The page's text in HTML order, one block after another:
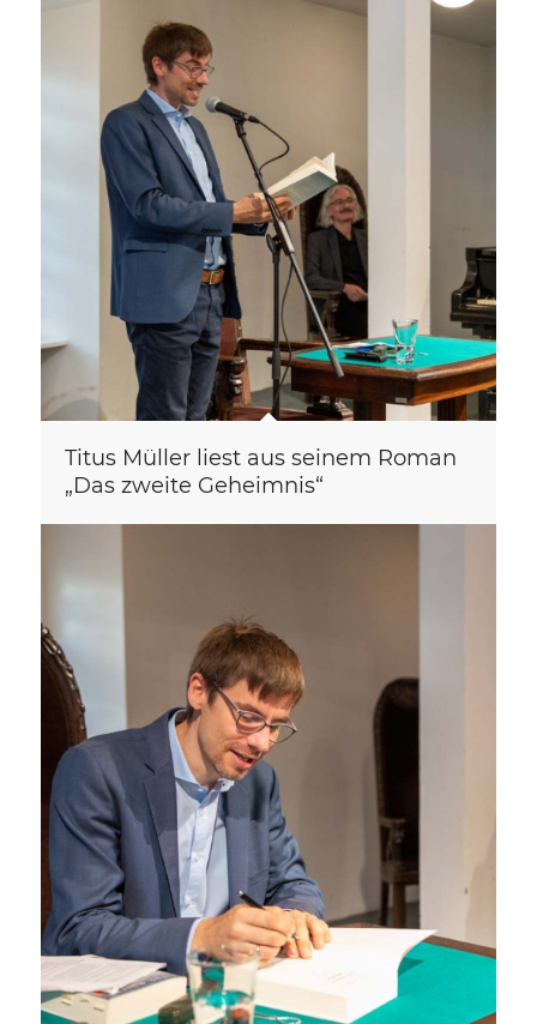
Titus Müller liest aus seinem Roman
„Das zweite Geheimnis“